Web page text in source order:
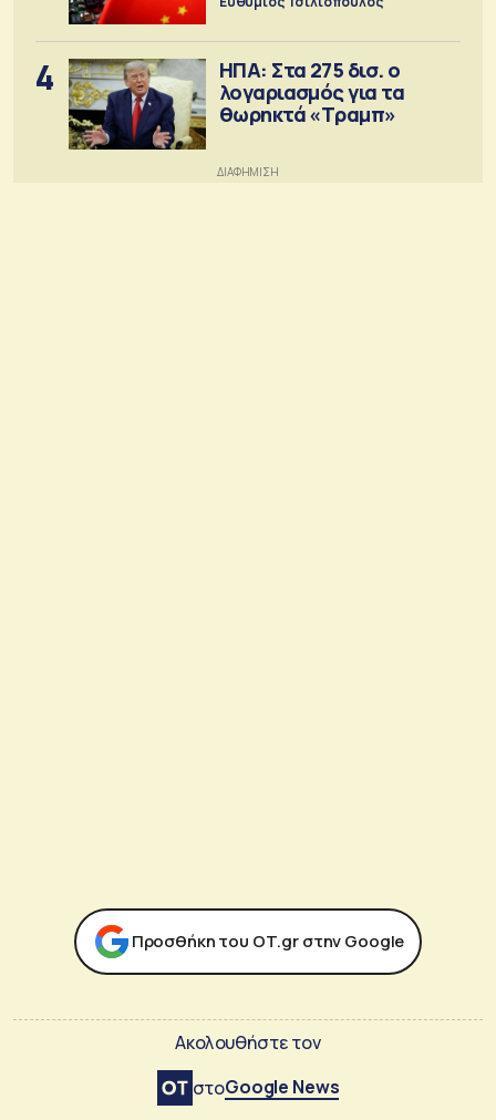
4
ΗΠΑ: Στα 275 δισ. ο
λογαριασμός για τα
θωρηκτά «Τραμπ»
Προσθήκη του ΟΤ.gr στην Google
Ακολουθήστε τον
στοGoogle News